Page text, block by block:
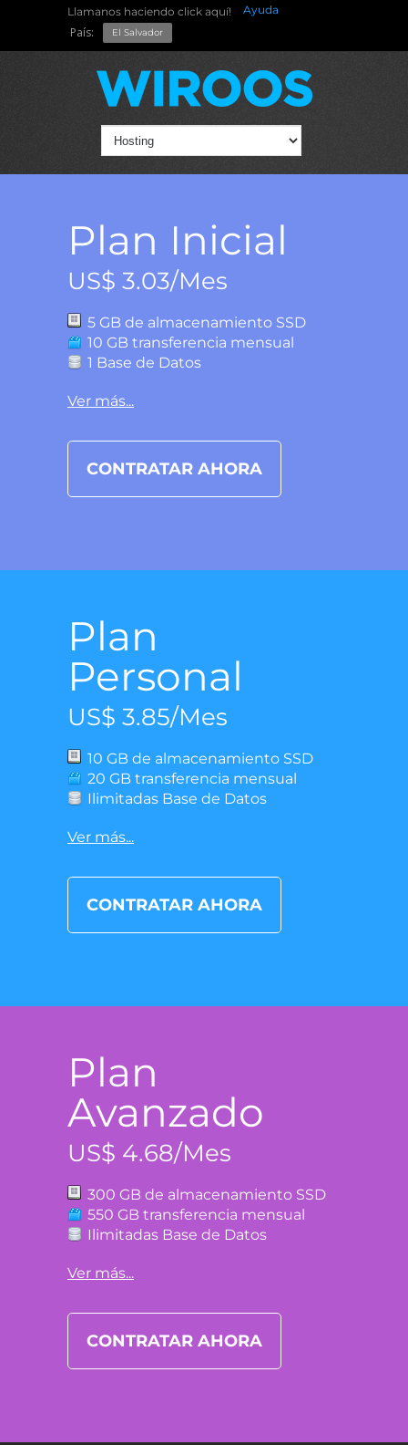
Llamanos haciendo click aquí! Ayuda
País: El Salvador
Plan Inicial
US$ 3.03/Mes
5 GB de almacenamiento SSD
10 GB transferencia mensual
1 Base de Datos
Ver más...
CONTRATAR AHORA
Plan
Personal
US$ 3.85/Mes
10 GB de almacenamiento SSD
20 GB transferencia mensual
Ilimitadas Base de Datos
Ver más...
CONTRATAR AHORA
Plan
Avanzado
US$ 4.68/Mes
300 GB de almacenamiento SSD
550 GB transferencia mensual
Ilimitadas Base de Datos
Ver más...
CONTRATAR AHORA